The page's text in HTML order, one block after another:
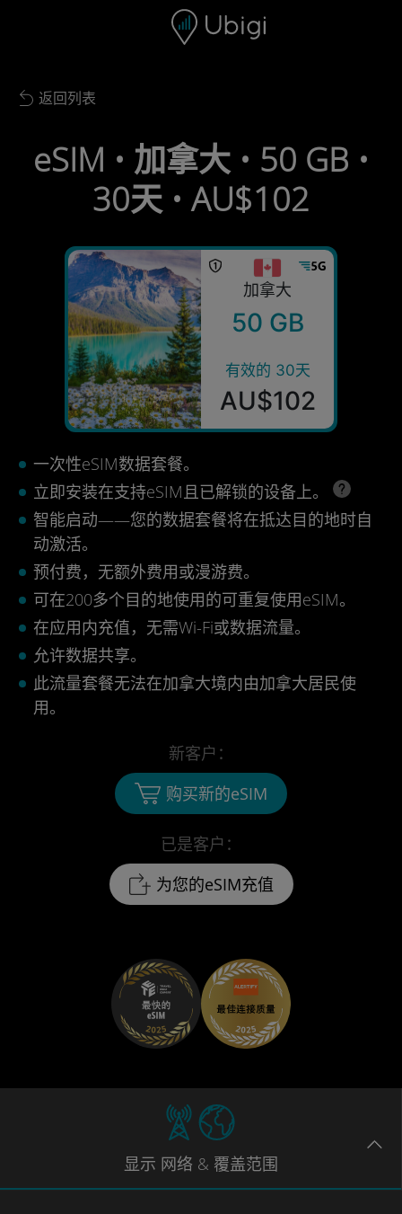
Back to list
返回列表
eSIM • 加拿大 • 50 GB •
30天 • AU$102
加拿大
50 GB
有效的 30天
AU$102
一次性eSIM数据套餐。
立即安装在支持eSIM且已解锁的设备上。
智能启动——您的数据套餐将在抵达目的地时自
动激活。
预付费，无额外费用或漫游费。
可在200多个目的地使用的可重复使用eSIM。
在应用内充值，无需Wi-Fi或数据流量。
允许数据共享。
此流量套餐无法在加拿大境内由加拿大居民使
用。
已是客户：
为您的eSIM充值
新客户：
购买新的eSIM
显示 网络 & 覆盖范围